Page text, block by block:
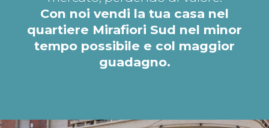
Con noi vendi la tua casa nel
quartiere Mirafiori Sud nel minor
tempo possibile e col maggior
guadagno.